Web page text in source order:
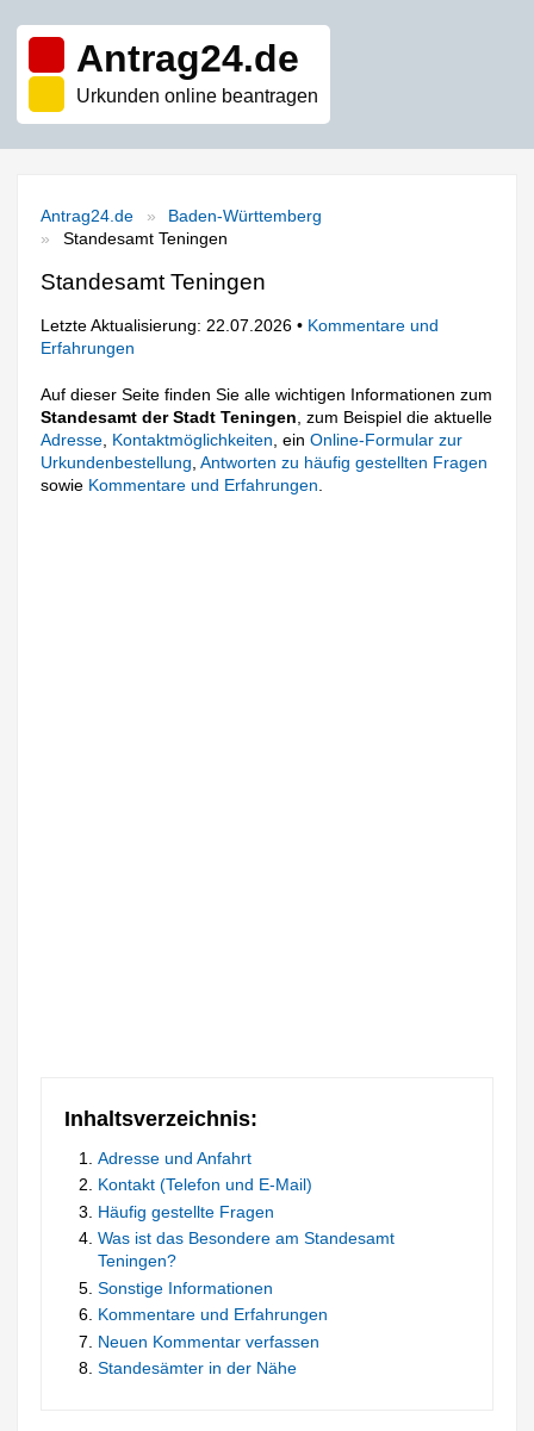
Antrag24.de
Urkunden online beantragen
Antrag24.de
Baden-Württemberg
Standesamt Teningen
Standesamt Teningen
Letzte Aktualisierung: 22.07.2026 • Kommentare und
Erfahrungen
Auf dieser Seite finden Sie alle wichtigen Informationen zum
Standesamt der Stadt Teningen , zum Beispiel die aktuelle
Adresse Kontaktmöglichkeiten , einOnline-Formular zur
Urkundenbestellung ,Antworten zu häufig gestellten Fragen
sowie Kommentare und Erfahrungen
Inhaltsverzeichnis:
Adresse und Anfahrt
Kontakt (Telefon und E-Mail)
Häufig gestellte Fragen
Was ist das Besondere am Standesamt
Teningen?
Sonstige Informationen
Kommentare und Erfahrungen
Neuen Kommentar verfassen
Standesämter in der Nähe